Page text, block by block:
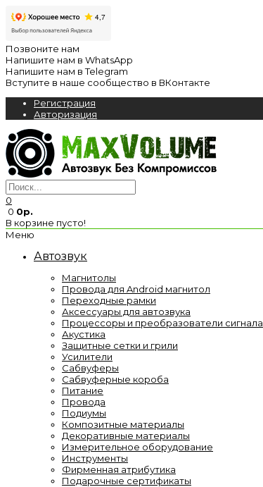
Позвоните нам
Напишите нам в WhatsApp
Напишите нам в Telegram
Вступите в наше сообщество в ВКонтакте
Регистрация
Авторизация
0
0 0р.
В корзине пусто!
Меню
Автозвук
Магнитолы
Провода для Android магнитол
Переходные рамки
Аксессуары для автозвука
Процессоры и преобразователи сигнала
Акустика
Защитные сетки и грили
Усилители
Сабвуферы
Сабвуферные короба
Питание
Провода
Подиумы
Композитные материалы
Декоративные материалы
Измерительное оборудование
Инструменты
Фирменная атрибутика
Подарочные сертификаты